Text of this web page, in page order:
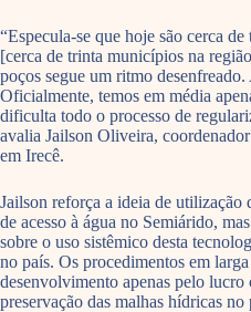
“Especula-se que hoje são cerca
[cerca de trinta municípios na
poços segue um ritmo
Oficialmente, temos em média
dificulta todo o processo de
avalia Jailson Oliveira,
em Irecê.
Jailson reforça a ideia de utilização
de acesso à água no Semiárido,
sobre o uso sistêmico desta
no país. Os procedimentos em
desenvolvimento apenas pelo lucro
preservação das malhas hídricas no